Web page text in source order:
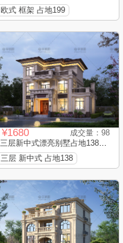
欧式 框架 占地199
¥1680
成交量：98
三层新中式漂亮别墅占地138平...
三层 新中式 占地138